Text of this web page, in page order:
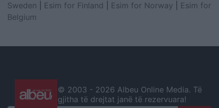
Sweden
Esim for Finland Esim for Norway
Esim for
Belgium
© 2003 - 2026 Albeu Online Media. Të
gjitha të drejtat janë të rezervuara!